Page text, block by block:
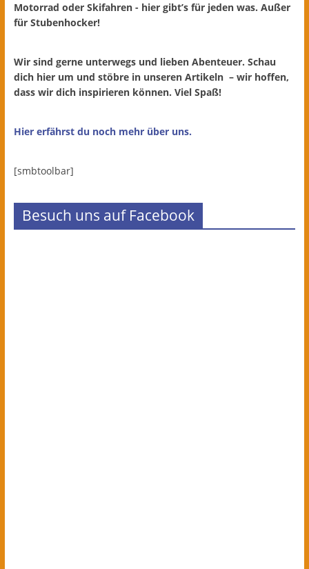
Motorrad oder Skifahren - hier gibt’s für jeden was. Außer
für Stubenhocker!
Wir sind gerne unterwegs und lieben Abenteuer. Schau
dich hier um und stöbre in unseren Artikeln – wir hoffen,
dass wir dich inspirieren können. Viel Spaß!
Hier erfährst du noch mehr über uns.
[smbtoolbar]
Besuch uns auf Facebook